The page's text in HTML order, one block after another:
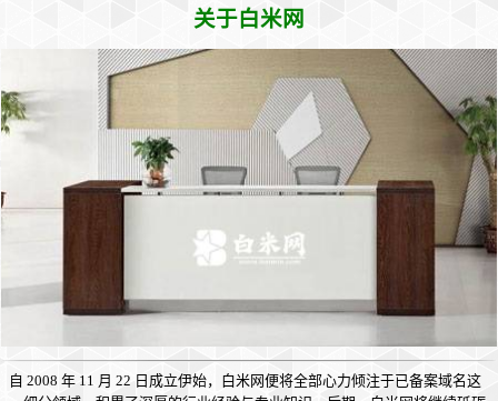
关于白米网
自 2008 年 11 月 22 日成立伊始，白米网便将全部心力倾注于已备案域名这